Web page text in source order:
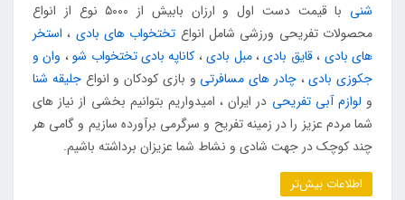
شنی
با قیمت دست اول و ارزان بابیش از ۵۰۰۰ نوع از انواع
محصولات تفریحی ورزشی شامل انواع تختخواب های بادی ، استخر
های بادی ،قایق بادی،مبل بادی، کاناپه بادی تختخواب شو، وان و
جکوزی بادی،چادر های مسافرتی و بازی کودکان و انواعجلیقه شنا
و لوازم آبی تفریحی در ایران ، امیدواریم بتوانیم بخشی از نیاز های
شما مردم عزیز را در زمینه تفریح و سرگرمی برآورده سازیم و گامی هر
چند کوچک در جهت شادی و نشاط شما عزیزان برداشته باشیم.
اطلاعات بیش‌تر